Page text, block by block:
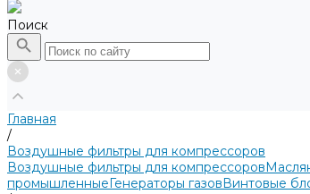
Поиск
Главная
/
Воздушные фильтры для компрессоров
Воздушные фильтры для компрессоров
промышленныеГенераторы газовВинтовые